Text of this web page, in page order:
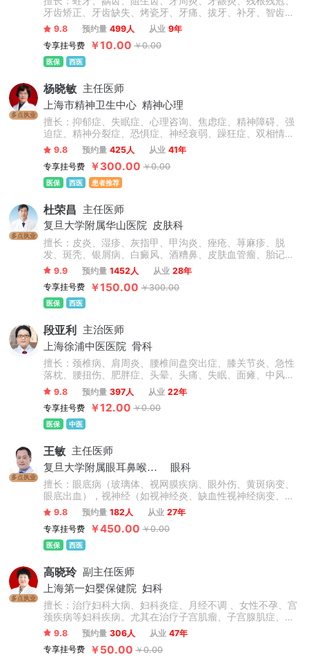
牙齿矫正、牙齿缺失、烤瓷牙、牙痛、拔牙、补牙、智齿、
根管治疗等，此外对于前牙美容修复、牙齿缺失的冠(桥)修
复、以及咬合重建的复杂义齿修复、全口义齿修复、直丝弓
矫正、自锁矫正、隐形矫正、牙齿美容、牙齿修复、烤瓷
牙、美白贴面等技术操作熟练，临床经验丰富。
9.8 预约量 499人 从业 9年
专享挂号费
￥10.00 ￥0.00
医保 西医
多点执业
杨晓敏 主任医师
上海市精神卫生中心 精神心理
擅长：抑郁症、失眠症、心理咨询、焦虑症、精神障碍、强
迫症、精神分裂症、恐惧症、神经衰弱、躁狂症、双相情感
障碍、心理障碍、神经官能症、头晕头疼、植物神经紊乱、
自闭症、儿童抽动症、人格障碍、酒精依赖症、成人/青少年
心理咨询、青少年情绪与行为障碍。
9.8 预约量 425人 从业 41年
专享挂号费
￥300.00 ￥0.00
医保 西医 患者推荐
多点执业
杜荣昌 主任医师
复旦大学附属华山医院 皮肤科
擅长：皮炎、湿疹、灰指甲、甲沟炎、痤疮、荨麻疹、脱
发、斑秃、银屑病、白癜风、酒糟鼻、皮肤血管瘤、胎记、
瘢痕疙瘩、结节性痒疹、激素脸、血管痣、太田痣、汗疱
疹、老年性白斑、职业病皮肤病、化妆品不良反应等常见皮
肤病和疑难疾病，在皮肤病治疗领域有很深的造诣。
9.9 预约量 1452人 从业 28年
专享挂号费
￥150.00 ￥300.00
医保 西医
段亚利 主治医师
上海徐浦中医医院 骨科
擅长：颈椎病、肩周炎、腰椎间盘突出症、膝关节炎、急性
落枕、腰扭伤、肥胖症、头晕、头痛、失眠、面瘫、中风偏
瘫后遗症、脊柱侧弯、高低肩、长短腿、骨盆倾斜、上下交
叉综合症、强直性脊柱炎、颈肩腰腿疼痛类疾病及脊柱健康
管理等相关疾病。
9.8 预约量 397人 从业 22年
专享挂号费
￥12.00 ￥0.00
医保 中医
多点执业
王敏 主任医师
复旦大学附属眼耳鼻喉科医院
眼科
擅长：眼底病（玻璃体、视网膜疾病、眼外伤、黄斑病变、
眼底出血），视神经（如视神经炎、缺血性视神经病变、视
神经脊髓炎、Leber遗传性视神经病变、瞳孔异常）。
9.8 预约量 182人 从业 27年
专享挂号费
￥450.00 ￥0.00
医保 西医
多点执业
高晓玲 副主任医师
上海第一妇婴保健院 妇科
擅长：治疗妇科大病、妇科炎症、月经不调 、女性不孕、宫
颈疾病等妇科疾病。尤其在治疗子宫肌瘤、子宫腺肌症、子
宫内膜异位症等方面拥有丰富的临床诊疗经验和见解。
9.8 预约量 306人 从业 47年
专享挂号费
￥50.00 ￥0.00